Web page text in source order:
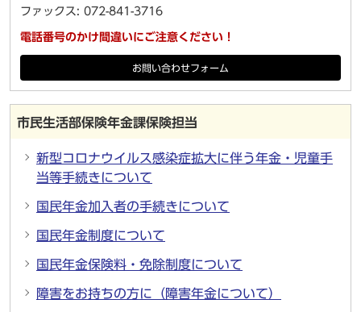
ファックス: 072-841-3716
電話番号のかけ間違いにご注意ください！
お問い合わせフォーム
市民生活部保険年金課保険担当
新型コロナウイルス感染症拡大に伴う年金・児童手
当等手続きについて
国民年金加入者の手続きについて
国民年金制度について
国民年金保険料・免除制度について
障害をお持ちの方に（障害年金について）